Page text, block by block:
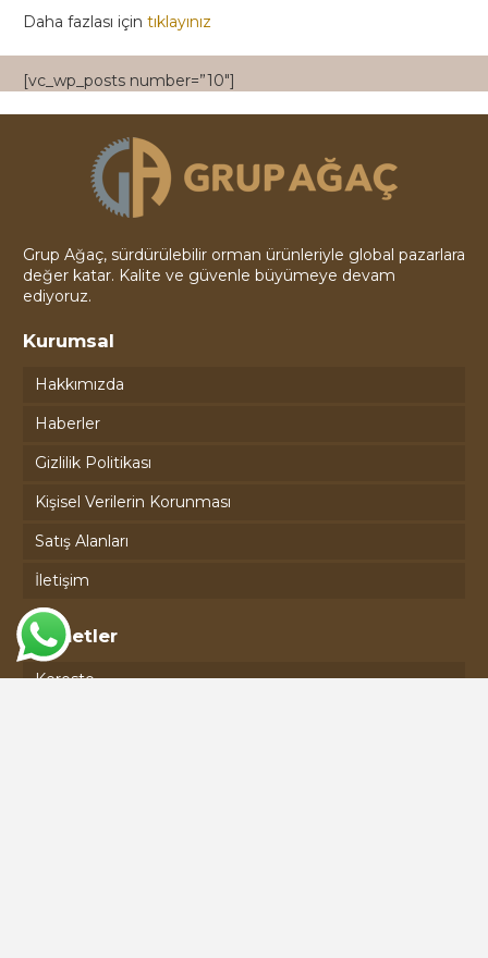
Daha fazlası için tıklayınız
[vc_wp_posts number=”10″]
Grup Ağaç, sürdürülebilir orman ürünleriyle global pazarlara
değer katar. Kalite ve güvenle büyümeye devam
ediyoruz.
Kurumsal
Hakkımızda
Haberler
Gizlilik Politikası
Kişisel Verilerin Korunması
Satış Alanları
İletişim
Hizmetler
Kereste